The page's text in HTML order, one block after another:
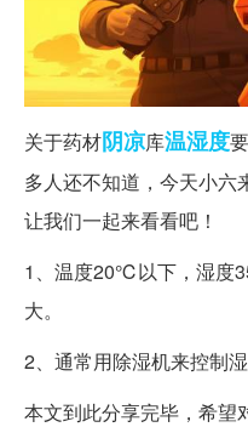
关于药材阴凉库温湿度
多人还不知道，今天小六
让我们一起来看看吧！
1、温度20℃以下，湿度
大。
2、通常用除湿机来控制湿
本文到此分享完毕，希望